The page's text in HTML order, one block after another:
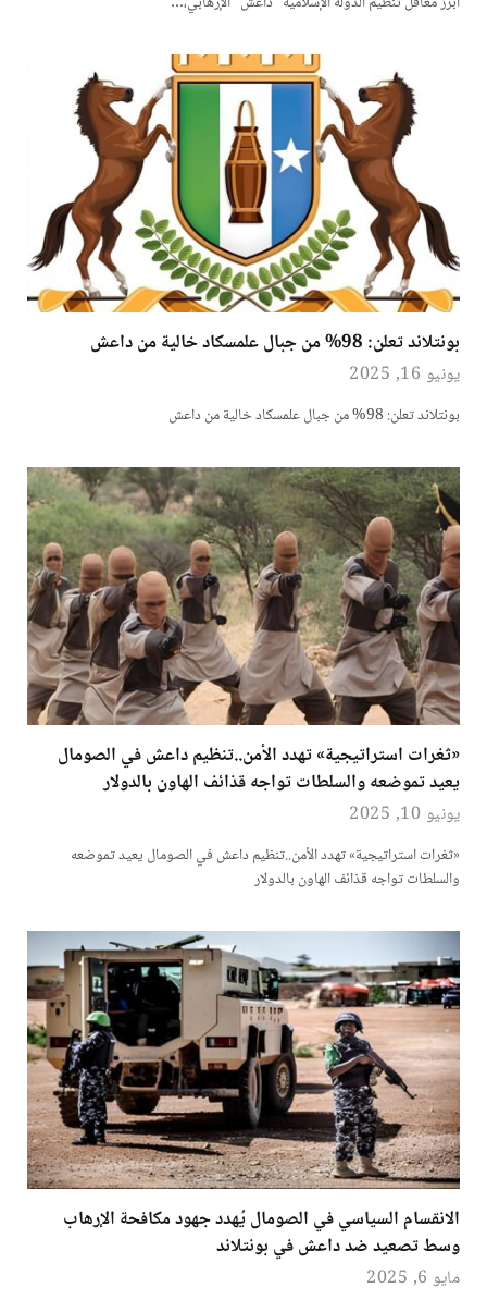
بونتلاند تعلن: 98% من جبال علمسكاد خالية من داعش
يونيو 16, 2025
بونتلاند تعلن: 98% من جبال علمسكاد خالية من داعش
«ثغرات استراتيجية» تهدد الأمن..تنظيم داعش في الصومال
يعيد تموضعه والسلطات تواجه قذائف الهاون بالدولار
يونيو 10, 2025
«ثغرات استراتيجية» تهدد الأمن..تنظيم داعش في الصومال يعيد تموضعه
والسلطات تواجه قذائف الهاون بالدولار
الانقسام السياسي في الصومال يُهدد جهود مكافحة الإرهاب
وسط تصعيد ضد داعش في بونتلاند
مايو 6, 2025